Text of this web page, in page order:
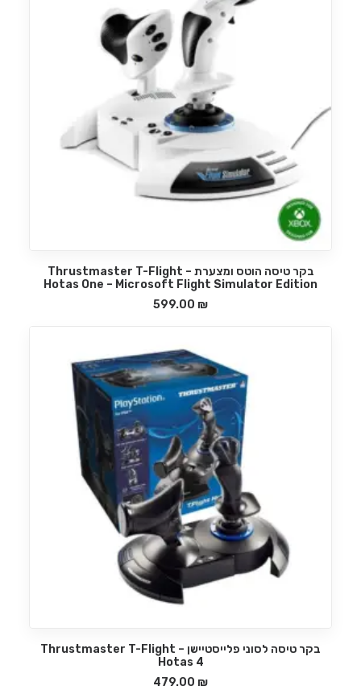
הוספה לסל
בקר טיסה הוטס ומצערת – Thrustmaster T-Flight
Hotas One – Microsoft Flight Simulator Edition
599.00 ₪
הוספה לסל
בקר טיסה לסוני פלייסטיישן – Thrustmaster T-Flight
Hotas 4
479.00 ₪